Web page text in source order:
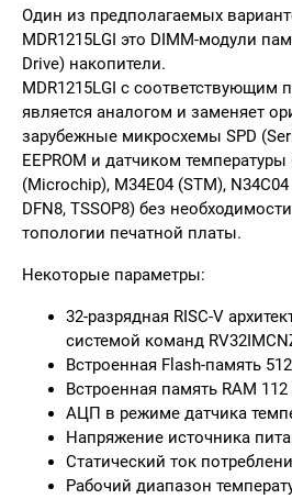
Один из предполагаемых
MDR1215LGI это DIMM-модули
Drive) накопители.
MDR1215LGI с
является аналогом и заменяет
зарубежные микросхемы SPD
EEPROM и датчиком
(Microchip), M34E04 (STM),
DFN8, TSSOP8) без
топологии печатной платы.
Некоторые параметры:
32-разрядная RISC-V
системой команд
Встроенная Flash-память
Встроенная память RAM 112
АЦП в режиме датчика
Напряжение источника
Статический ток
Рабочий диапазон